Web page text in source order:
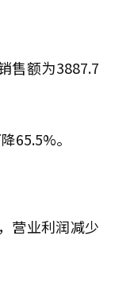
售额为3887.7
65.5%。
营业利润减少